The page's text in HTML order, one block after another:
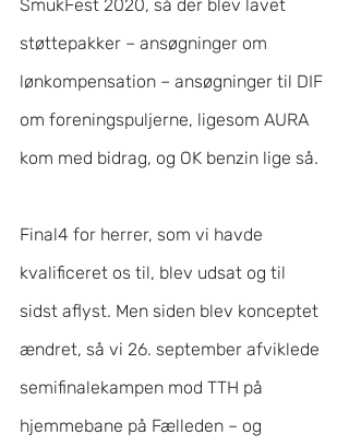
SmukFest 2020, så der blev lavet
støttepakker – ansøgninger om
lønkompensation – ansøgninger til DIF
om foreningspuljerne, ligesom AURA
kom med bidrag, og OK benzin lige så.
Final4 for herrer, som vi havde
kvalificeret os til, blev udsat og til
sidst aflyst. Men siden blev konceptet
ændret, så vi 26. september afviklede
semifinalekampen mod TTH på
hjemmebane på Fælleden – og